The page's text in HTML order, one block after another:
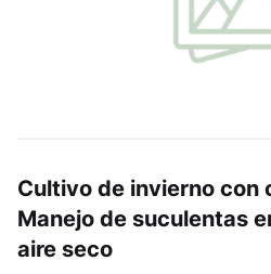
Cultivo de invierno con
Manejo de suculentas
aire seco